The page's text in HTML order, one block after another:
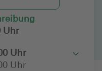
Uhr
Uhr
Uhr
Toggle